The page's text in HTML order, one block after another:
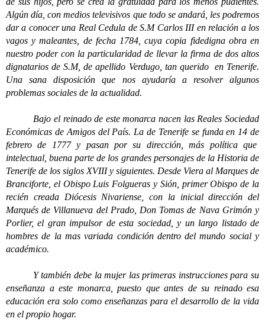
Algún día, con medios televisivos que todo se andará, les podremos
dar a conocer una Real Cedula de S.M Carlos III en relación a los
vagos y maleantes, de fecha 1784, cuya copia fidedigna obra en
nuestro poder con la particularidad de llevar la firma de dos altos
dignatarios de S.M, de apellido Verdugo, tan querido en Tenerife.
Una sana disposición que nos ayudaría a resolver algunos
problemas sociales de la actualidad.
Bajo el reinado de este monarca nacen las Reales Sociedad
Económicas de Amigos del País. La de Tenerife se funda en 14 de
febrero de 1777 y pasan por su dirección, más política que
intelectual, buena parte de los grandes personajes de la Historia de
Tenerife de los siglos XVIII y siguientes. Desde Viera al Marques de
Branciforte, el Obispo Luis Folgueras y Sión, primer Obispo de la
recién creada Diócesis Nivariense, con la inicial dirección del
Marqués de Villanueva del Prado, Don Tomas de Nava Grimón y
Porlier, el gran impulsor de esta sociedad, y un largo listado de
hombres de la mas variada condición dentro del mundo social y
académico.
Y también debe la mujer las primeras instrucciones para su
enseñanza a este monarca, puesto que antes de su reinado esa
educación era solo como enseñanzas para el desarrollo de la vida
en el propio hogar.